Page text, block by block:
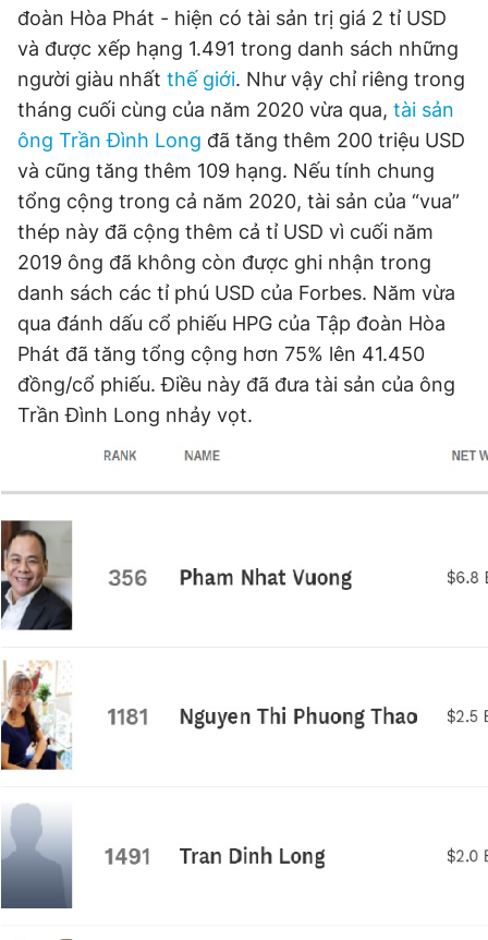
Đặt báo Quảng cáo RSS Tòa soạn Chính sách bảo
Tổng biên tập: Nguyễn Ngọc Toàn
Phó tổng biên tập thường trực: Hải Thành
Phó tổng biên tập: Lâm Hiếu Dũng
Phó tổng biên tập: Trần Việt Hưng
Tổng thư ký tòa soạn: Đức Trung
Giấy phép xuất bản số 110/GP - BTTTT cấp ngày 24.3.2020
© 2003-2026 Bản quyền thuộc về Báo Thanh Niên. Cấm sao
chép dưới mọi hình thức nếu không có sự chấp thuận bằng văn
bản. Phát triển bởi ePi Technologies, JSC.
đoàn Hòa Phát - hiện có tài sản trị giá 2 tỉ USD
và được xếp hạng 1.491 trong danh sách những
người giàu nhất thế giới. Như vậy chỉ riêng trong
tháng cuối cùng của năm 2020 vừa qua, tài sản
ông Trần Đình Long đã tăng thêm 200 triệu USD
và cũng tăng thêm 109 hạng. Nếu tính chung
tổng cộng trong cả năm 2020, tài sản của “vua”
thép này đã cộng thêm cả tỉ USD vì cuối năm
2019 ông đã không còn được ghi nhận trong
danh sách các tỉ phú USD của Forbes. Năm vừa
qua đánh dấu cổ phiếu HPG của Tập đoàn Hòa
Phát đã tăng tổng cộng hơn 75% lên 41.450
đồng/cổ phiếu. Điều này đã đưa tài sản của ông
Trần Đình Long nhảy vọt.